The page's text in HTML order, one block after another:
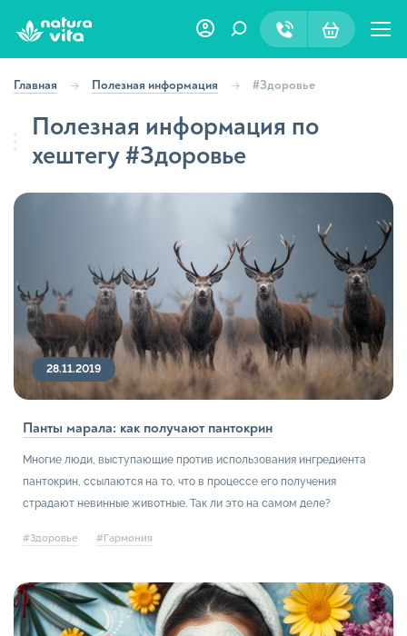
Главная Полезная информация #Здоровье
Полезная информация по
хештегу #Здоровье
28.11.2019
Панты марала: как получают пантокрин
Многие люди, выступающие против использования ингредиента
пантокрин, ссылаются на то, что в процессе его получения
страдают невинные животные. Так ли это на самом деле?
#Здоровье #Гармония